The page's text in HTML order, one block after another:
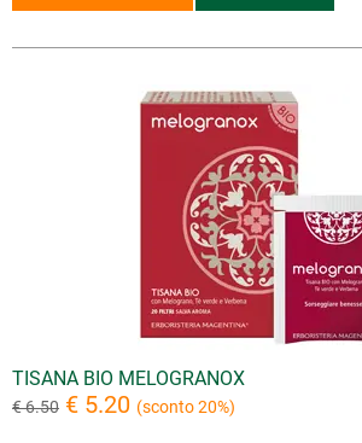
TISANA BIO MELOGRANOX
€ 6.50 € 5.20 (sconto 20%)